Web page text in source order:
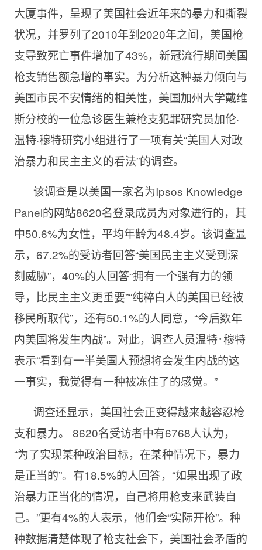
大厦事件，呈现了美国社会近年来的暴力和撕裂
状况，并罗列了2010年到2020年之间，美国枪
支导致死亡事件增加了43%，新冠流行期间美国
枪支销售额急增的事实。为分析这种暴力倾向与
美国市民不安情绪的相关性，美国加州大学戴维
斯分校的一位急诊医生兼枪支犯罪研究员加伦·
温特·穆特研究小组进行了一项有关“美国人对政
治暴力和民主主义的看法”的调查。
该调查是以美国一家名为Ipsos Knowledge
Panel的网站8620名登录成员为对象进行的，其
中50.6%为女性，平均年龄为48.4岁。该调查显
示，67.2%的受访者回答“美国民主主义受到深
刻威胁”，40%的人回答“拥有一个强有力的领
导，比民主主义更重要”“纯粹白人的美国已经被
移民所取代”，还有50.1%的人同意，“今后数年
内美国将发生内战”。对此，调查人员温特･穆特
表示“看到有一半美国人预想将会发生内战的这
一事实，我觉得有一种被冻住了的感觉。”
调查还显示，美国社会正变得越来越容忍枪
支和暴力。 8620名受访者中有6768人认为，
“为了实现某种政治目标，在某种情况下，暴力
是正当的”。有18.5%的人回答，“如果出现了政
治暴力正当化的情况，自己将用枪支来武装自
己。”更有4%的人表示，他们会“实际开枪”。种
种数据清楚体现了枪支社会下，美国社会矛盾的